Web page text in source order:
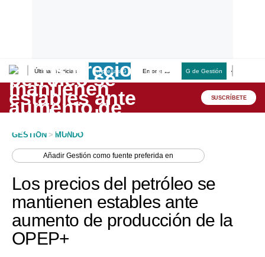
Últimas Noticias Empresas G Empresas G de Gestión
Lo último
Peru Quiosco
Economía
Mercados
Perú
SUSCRÍBETE
GESTION > MUNDO
AñadirGestión como fuente preferida en
Los precios del petróleo se
mantienen estables ante
aumento de producción de la
OPEP+